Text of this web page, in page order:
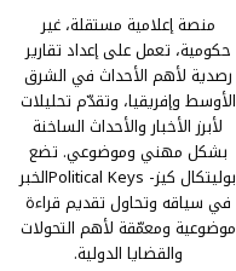
منصة إعلامية مستقلة، غير
حكومية، تعمل على إعداد تقارير
رصدية لأهم الأحداث في الشرق
الأوسط وإفريقيا، وتقدّم تحليلات
لأبرز الأخبار والأحداث الساخنة
بشكل مهني وموضوعي. تضع
بوليتكال كيز- Political Keysالخبر
في سياقه وتحاول تقديم قراءة
موضوعية ومعمّقة لأهم التحولات
والقضايا الدولية.